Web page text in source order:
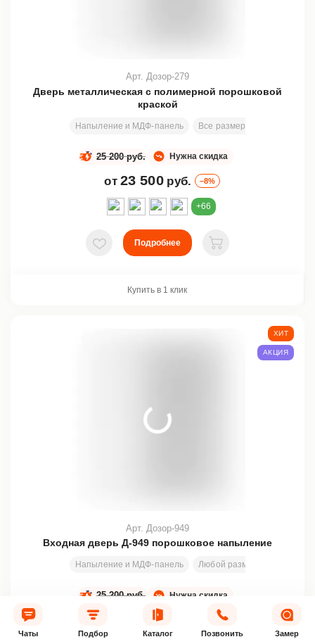
Дверь металлическая с полимерной порошковой
краской
Напыление и МДФ-панель Все размеры
Арт. Дозор-279
Нужна скидка
25 200 руб.
от 23 500 руб. –8%
+66
В избранное
Подробнее
В корзину
Купить в 1 клик
Входная дверь Д-949 порошковое напыление
Напыление и МДФ-панель Любой размер
Арт. Дозор-949
Нужна скидка
25 200 руб.
23 500
ХИТ
АКЦИЯ
Чаты Подбор Каталог Позвонить Замер